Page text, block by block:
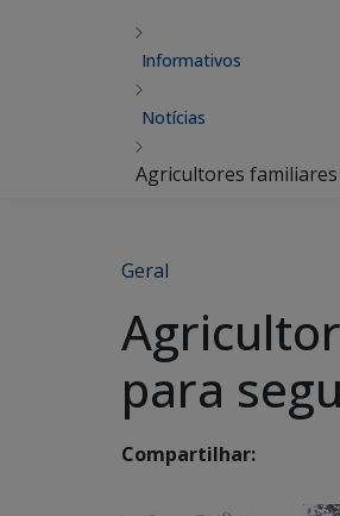
Informativos
Notícias
Agricultores
Geral
para
Compartilhar: